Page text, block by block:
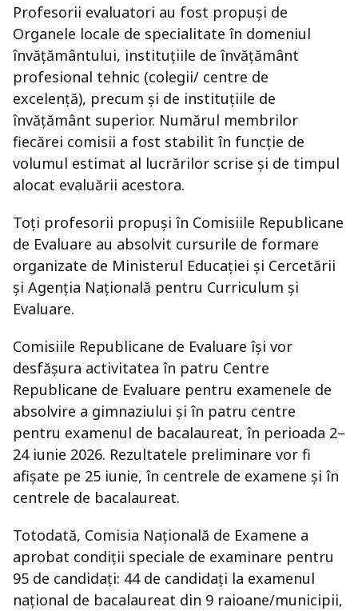
Profesorii evaluatori au fost propuși de
Organele locale de specialitate în domeniul
învăţământului, instituţiile de învăţământ
profesional tehnic (colegii/ centre de
excelenţă), precum și de instituţiile de
învăţământ superior. Numărul membrilor
fiecărei comisii a fost stabilit în funcție de
volumul estimat al lucrărilor scrise și de timpul
alocat evaluării acestora.
Toți profesorii propuși în Comisiile Republicane
de Evaluare au absolvit cursurile de formare
organizate de Ministerul Educației și Cercetării
și Agenția Națională pentru Curriculum și
Evaluare.
Comisiile Republicane de Evaluare își vor
desfășura activitatea în patru Centre
Republicane de Evaluare pentru examenele de
absolvire a gimnaziului și în patru centre
pentru examenul de bacalaureat, în perioada 2–
24 iunie 2026. Rezultatele preliminare vor fi
afișate pe 25 iunie, în centrele de examene și în
centrele de bacalaureat.
Totodată, Comisia Naţională de Examene a
aprobat condiții speciale de examinare pentru
95 de candidați: 44 de candidați la examenul
naţional de bacalaureat din 9 raioane/municipii,